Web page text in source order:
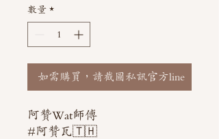
數量 *
如需購買，請截圖私訊官方line
阿贊Wat師傅
#阿贊瓦🇹🇭